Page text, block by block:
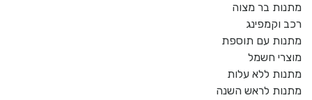
מתנות בר מצוה
רכב וקמפינג
מתנות עם תוספת
מוצרי חשמל
מתנות ללא עלות
מתנות לראש השנה